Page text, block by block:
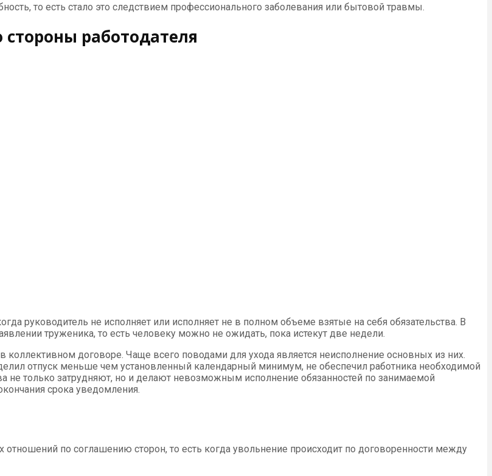
то есть стало это следствием профессионального заболевания или бытовой травмы.
работодателя
руководитель не исполняет или исполняет не в полном объеме взятые на себя обязательства. В
труженика, то есть человеку можно не ожидать, пока истекут две недели.
коллективном договоре. Чаще всего поводами для ухода является неисполнение основных из них.
отпуск меньше чем установленный календарный минимум, не обеспечил работника необходимой
не только затрудняют, но и делают невозможным исполнение обязанностей по занимаемой
срока уведомления.
по соглашению сторон, то есть когда увольнение происходит по договоренности между